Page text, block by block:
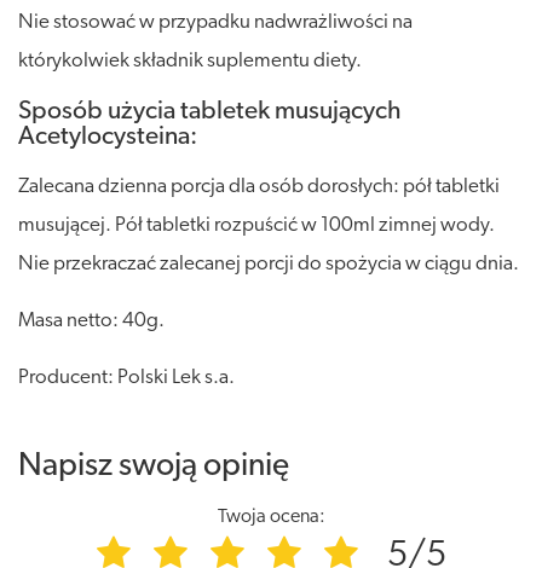
Nie stosować w przypadku nadwrażliwości na
którykolwiek składnik suplementu diety.
Sposób użycia tabletek musujących
Acetylocysteina:
Zalecana dzienna porcja dla osób dorosłych: pół tabletki
musującej. Pół tabletki rozpuścić w 100ml zimnej wody.
Nie przekraczać zalecanej porcji do spożycia w ciągu dnia.
Masa netto: 40g.
Producent: Polski Lek s.a.
Napisz swoją opinię
Twoja ocena:
5/5